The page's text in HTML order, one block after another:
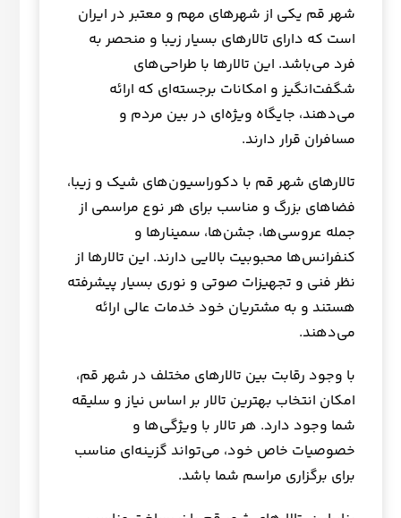
شهر قم یکی از شهرهای مهم و معتبر در ایران
است که دارای تالارهای بسیار زیبا و منحصر به
فرد می‌باشد. این تالارها با طراحی‌های
شگفت‌انگیز و امکانات برجسته‌ای که ارائه
می‌دهند، جایگاه ویژه‌ای در بین مردم و
مسافران قرار دارند.
تالارهای شهر قم با دکوراسیون‌های شیک و زیبا،
فضاهای بزرگ و مناسب برای هر نوع مراسمی از
جمله عروسی‌ها، جشن‌ها، سمینارها و
کنفرانس‌ها محبوبیت بالایی دارند. این تالارها از
نظر فنی و تجهیزات صوتی و نوری بسیار پیشرفته
هستند و به مشتریان خود خدمات عالی ارائه
می‌دهند.
با وجود رقابت بین تالارهای مختلف در شهر قم،
امکان انتخاب بهترین تالار بر اساس نیاز و سلیقه
شما وجود دارد. هر تالار با ویژگی‌ها و
خصوصیات خاص خود، می‌تواند گزینه‌ای مناسب
برای برگزاری مراسم شما باشد.